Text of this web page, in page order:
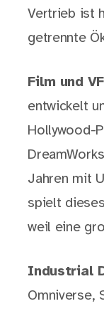
Vertrieb ist
getrennte
Film und
entwickelt
Hollywood-
Jahren mit
spielt
weil eine
Industrial
Omniverse,